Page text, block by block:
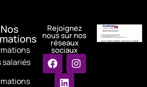
Nos
salariés
Rejoignez
nous sur nos
réseaux
sociaux